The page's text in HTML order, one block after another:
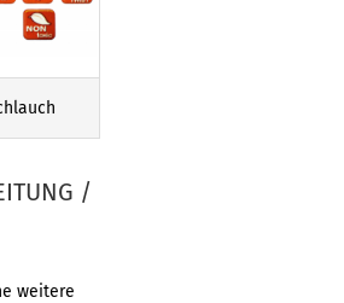
/
weitere